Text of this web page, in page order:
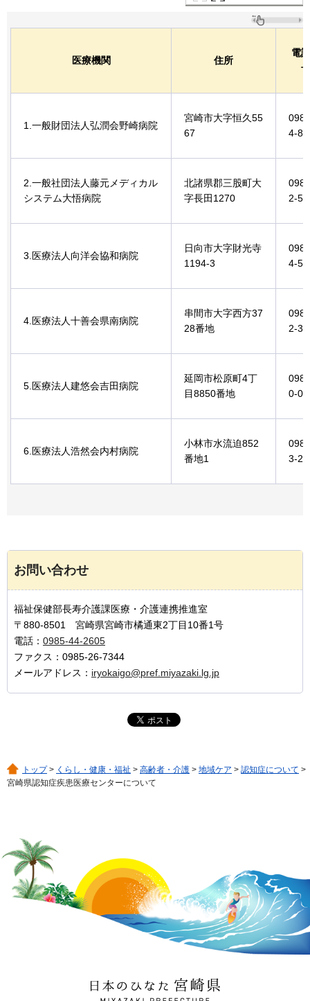
医療機関 住所
電
号
1.一般財団法人弘潤会野崎病院
宮崎市大字恒久55
67
4-
2.一般社団法人藤元メディカル
システム大悟病院
北諸県郡三股町大
字長田1270
2-
3.医療法人向洋会協和病院
日向市大字財光寺
1194-3
4-
4.医療法人十善会県南病院
串間市大字西方37
28番地
2-
5.医療法人建悠会吉田病院
延岡市松原町4丁
目8850番地
0-
6.医療法人浩然会内村病院
小林市水流迫852
番地1
3-
お問い合わせ
福祉保健部長寿介護課医療・介護連携推進室
〒880-8501 宮崎県宮崎市橘通東2丁目10番1号
電話： 0985-44-2605
ファクス：0985-26-7344
メールアドレス： iryokaigo@pref.miyazaki.lg.jp
トップ> くらし・健康・福祉 > 高齢者・介護 > 地域ケア > 認知症について >
宮崎県認知症疾患医療センターについて
日本のひなた 宮崎県